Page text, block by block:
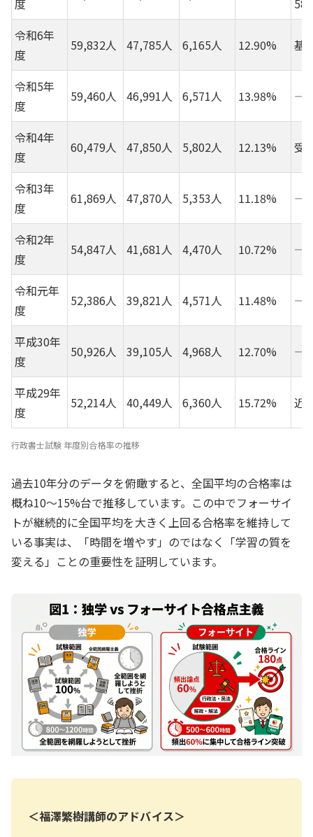
度
令和6年
度
59,832人 47,785人 6,165人 12.90% 基
令和5年
度
59,460人 46,991人 6,571人 13.98% ―
令和4年
度
60,479人 47,850人 5,802人 12.13% 受
令和3年
度
61,869人 47,870人 5,353人 11.18% ―
令和2年
度
54,847人 41,681人 4,470人 10.72% ―
令和元年
度
52,386人 39,821人 4,571人 11.48% ―
平成30年
度
50,926人 39,105人 4,968人 12.70% ―
平成29年
度
52,214人 40,449人 6,360人 15.72% 近
行政書士試験 年度別合格率の推移
過去10年分のデータを俯瞰すると、全国平均の合格率は
概ね10〜15%台で推移しています。この中でフォーサイ
トが継続的に全国平均を大きく上回る合格率を維持して
いる事実は、「時間を増やす」のではなく「学習の質を
変える」ことの重要性を証明しています。
＜福澤繁樹講師のアドバイス＞